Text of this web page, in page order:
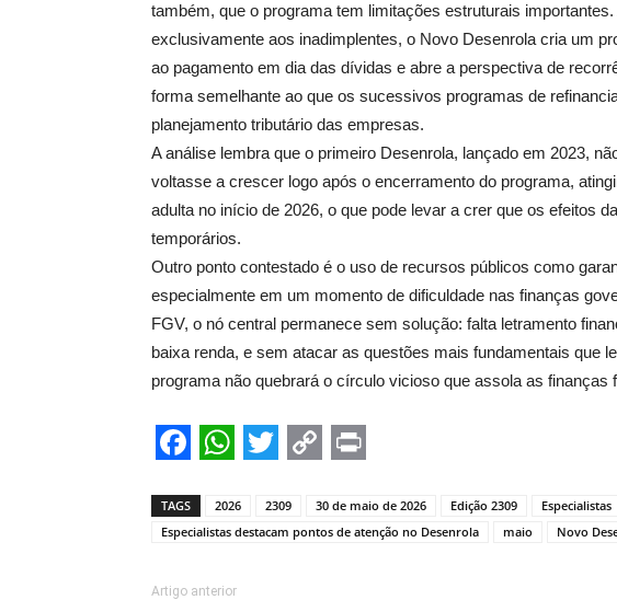
também, que o programa tem limitações estruturais
exclusivamente aos inadimplentes, o Novo Desenrola cria um
ao pagamento em dia das dívidas e abre a perspectiva de
forma semelhante ao que os sucessivos programas de
planejamento tributário das empresas.
A análise lembra que o primeiro Desenrola, lançado em 2023,
voltasse a crescer logo após o encerramento do programa,
adulta no início de 2026, o que pode levar a crer que os efeitos
temporários.
Outro ponto contestado é o uso de recursos públicos como
especialmente em um momento de dificuldade nas finanças
FGV, o nó central permanece sem solução: falta letramento
baixa renda, e sem atacar as questões mais fundamentais que
programa não quebrará o círculo vicioso que assola as finanças
Link
TAGS 2026 2309 30 de maio de 2026 Edição 2309
Especialistas
Especialistas destacam pontos de atenção no Desenrola
maio Novo
Artigo anterior